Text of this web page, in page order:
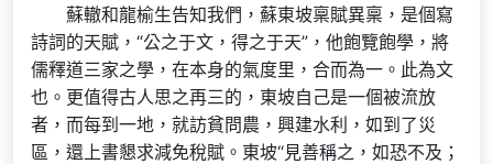
蘇轍和龍榆生告知我們，蘇東坡稟賦異稟，是個寫
詩詞的天賦，“公之于文，得之于天”，他飽覽飽學，將
儒釋道三家之學，在本身的氣度里，合而為一。此為文
也。更值得古人思之再三的，東坡自己是一個被流放
者，而每到一地，就訪貧問農，興建水利，如到了災
區，還上書懇求減免稅賦。東坡“見善稱之，如恐不及；